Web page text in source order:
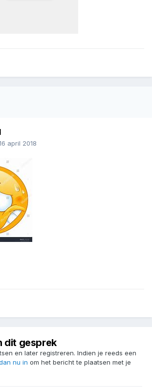
april 2018
dit gesprek
en later registreren. Indien je reeds een
nu in om het bericht te plaatsen met je